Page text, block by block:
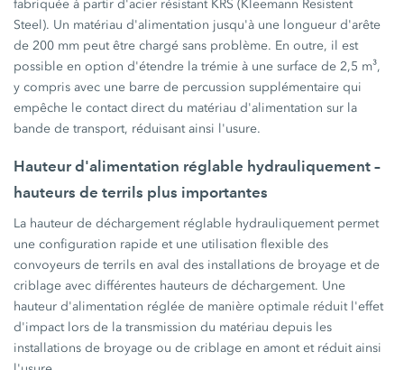
fabriquée à partir d'acier résistant KRS (Kleemann Resistent
Steel). Un matériau d'alimentation jusqu'à une longueur d'arête
de200 mm peut être chargé sans problème. En outre, il est
possible en option d'étendre la trémie à une surface de2,5 m³,
y compris avec une barre de percussion supplémentaire qui
empêche le contact direct du matériau d'alimentation sur la
bande de transport, réduisant ainsi l'usure.
Hauteur d'alimentation réglable hydrauliquement –
hauteurs de terrils plus importantes
La hauteur de déchargement réglable hydrauliquement permet
une configuration rapide et une utilisation flexible des
convoyeurs de terrils en aval des installations de broyage et de
criblage avec différentes hauteurs de déchargement. Une
hauteur d'alimentation réglée de manière optimale réduit l'effet
d'impact lors de la transmission du matériau depuis les
installations de broyage ou de criblage en amont et réduit ainsi